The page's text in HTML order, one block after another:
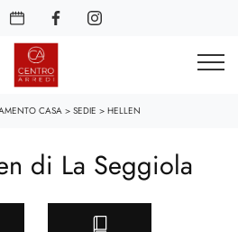
CASA> SEDIE > HELLEN
di La Seggiola